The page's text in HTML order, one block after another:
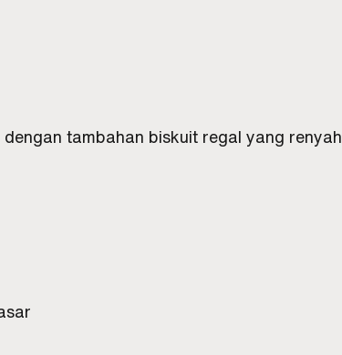
tambahan biskuit regal yang renyah.